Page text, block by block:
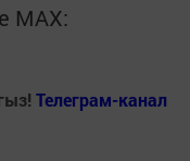
MАХ:
Телеграм-канал